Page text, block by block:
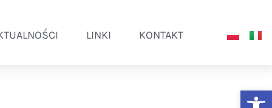
LINKI KONTAKT